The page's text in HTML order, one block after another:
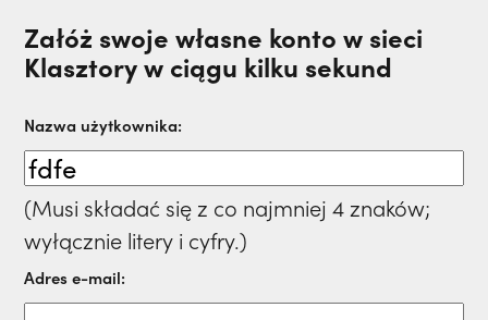
Załóż swoje własne konto w sieci
Klasztory w ciągu kilku sekund
Nazwa użytkownika:
(Musi składać się z co najmniej 4 znaków;
wyłącznie litery i cyfry.)
Adres e-mail: